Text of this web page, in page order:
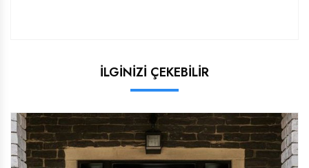
İLGİNİZİ ÇEKEBİLİR